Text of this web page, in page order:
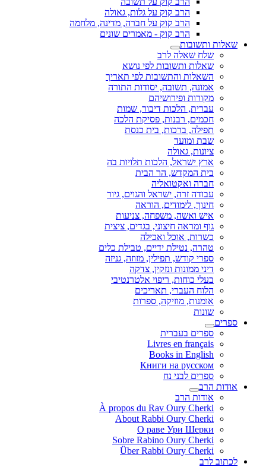
הרב קוק על גלות, גאולה
הרב קוק על חברה, מדינה, מלחמה
הרב קוק - מאמרים שונים
שאלות ותשובות
שלח שאלה לרב
שאלות ותשובות לפי נושא
השאלות והתשובות לפי תאריך
אמונה, תשובה, יסודות התורה
מקורות ופירושיהם
עברית, הלכות דיבור, שמות
חכמים, רבנות, פסיקת הלכה
תפילה, ברכות, בית כנסת
שבת ומועד
ציונות, גאולה
ארץ ישראל, הלכות תלויות בה
בית המקדש, הר הבית
חברה ואקטואליה
עבודה זרה, ישראל והגוים, גיור
חינוך, לימודים, הוראה
איש ואשה, משפחה, צניעות
גוף ומראה חיצוני, בגדים, ציצית
כשרות, אוכל ואכילה
טהרה, נטילת ידיים, טבילת כלים
ספרי קודש, תפילין, מזוזה, גניזה
דיני ממונות ונזקין, צדקה
בעלי כוחות, ריפוי אלטרנטיבי
הלוח העברי, תאריכים
אומנות, מוזיקה, ספרות
שונות
ספרים
ספרים בעברית
Livres en français
Books in English
Книги на русском
ספרים לבני נח
אודות הרב
אודות הרב
À propos du Rav Oury Cherki
About Rabbi Oury Cherki
О раве Ури Шерки
Sobre Rabino Oury Cherki
Über Rabbi Oury Cherki
לכתוב לרב